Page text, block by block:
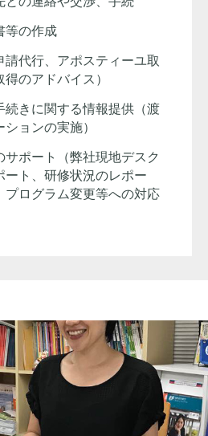
等の作成
請代行、アポスティーユ取
のアドバイス）
続きに関する情報提供（渡
ョンの実施）
サポート（弊社現地デスク
ート、研修状況のレポー
プログラム変更等への対応